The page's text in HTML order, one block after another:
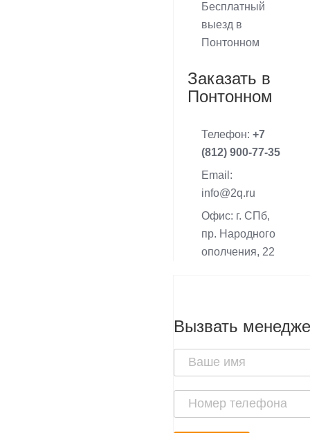
Бесплатный
выезд в
Понтонном
Заказать в
Понтонном
Телефон: +7
(812) 900-77-35
Email:
info@2q.ru
Офис: г. СПб,
пр. Народного
ополчения, 22
Вызвать